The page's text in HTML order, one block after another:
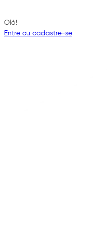
Olá!
Entre ou cadastre-se